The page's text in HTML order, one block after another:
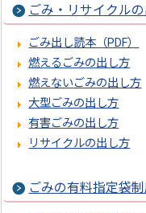
ごみ・リサイクル
ごみ出し読本（PDF）
燃えるごみの出し方
燃えないごみの出し方
大型ごみの出し方
有害ごみの出し方
リサイクルの出し方
ごみの有料指定袋